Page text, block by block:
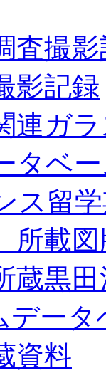
査撮
影記録
連ガ
タベ
ス留
所載
蔵黒
データ
資料